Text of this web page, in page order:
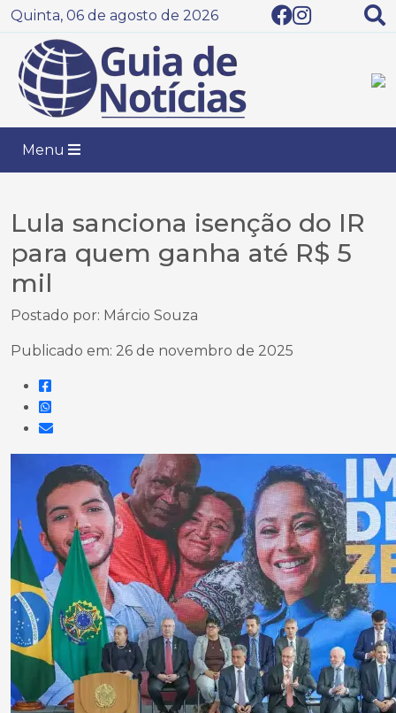
Quinta, 06 de agosto de 2026
Menu
Lula sanciona isenção do IR
para quem ganha até R$ 5
mil
Postado por: Márcio Souza
Publicado em: 26 de novembro de 2025